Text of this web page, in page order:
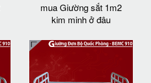
mua Giường sắt 1m2
kim minh ở đâu